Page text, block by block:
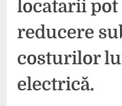
locatarii pot
reducere
costurilor
electrică.